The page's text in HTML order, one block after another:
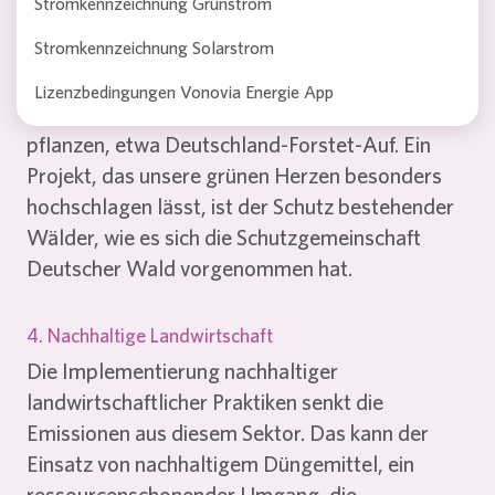
essenziell.
Es gibt bereits viele Aufforstungsprogramme,
pflanzen, etwa Deutschland-Forstet-Auf. Ein
Projekt, das unsere grünen Herzen besonders
hochschlagen lässt, ist der Schutz bestehender
Wälder, wie es sich die Schutzgemeinschaft
Deutscher Wald vorgenommen hat.
4. Nachhaltige Landwirtschaft
Die Implementierung nachhaltiger
landwirtschaftlicher Praktiken senkt die
Emissionen aus diesem Sektor. Das kann der
Einsatz von nachhaltigem Düngemittel, ein
Stromkennzeichnung Solarstrom
Lizenzbedingungen Vonovia Energie App
2026 © Vonovia SE
Impressum
AGB Solarstrom
AGB Erdgas